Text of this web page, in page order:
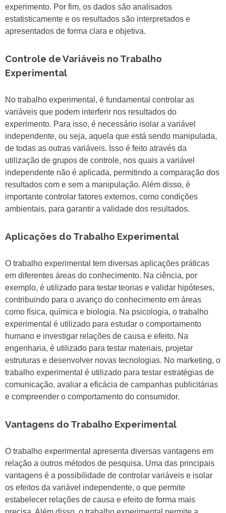
experimento. Por fim, os dados são analisados
estatisticamente e os resultados são interpretados e
apresentados de forma clara e objetiva.
Controle de Variáveis no Trabalho
Experimental
No trabalho experimental, é fundamental controlar as
variáveis que podem interferir nos resultados do
experimento. Para isso, é necessário isolar a variável
independente, ou seja, aquela que está sendo manipulada,
de todas as outras variáveis. Isso é feito através da
utilização de grupos de controle, nos quais a variável
independente não é aplicada, permitindo a comparação dos
resultados com e sem a manipulação. Além disso, é
importante controlar fatores externos, como condições
ambientais, para garantir a validade dos resultados.
Aplicações do Trabalho Experimental
O trabalho experimental tem diversas aplicações práticas
em diferentes áreas do conhecimento. Na ciência, por
exemplo, é utilizado para testar teorias e validar hipóteses,
contribuindo para o avanço do conhecimento em áreas
como física, química e biologia. Na psicologia, o trabalho
experimental é utilizado para estudar o comportamento
humano e investigar relações de causa e efeito. Na
engenharia, é utilizado para testar materiais, projetar
estruturas e desenvolver novas tecnologias. No marketing, o
trabalho experimental é utilizado para testar estratégias de
comunicação, avaliar a eficácia de campanhas publicitárias
e compreender o comportamento do consumidor.
Vantagens do Trabalho Experimental
O trabalho experimental apresenta diversas vantagens em
relação a outros métodos de pesquisa. Uma das principais
vantagens é a possibilidade de controlar variáveis e isolar
os efeitos da variável independente, o que permite
estabelecer relações de causa e efeito de forma mais